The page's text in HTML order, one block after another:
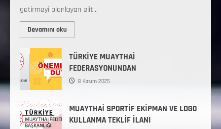
getirmeyi planlayan elit...
Devamını oku
TÜRKİYE MUAYTHAİ
FEDERASYONUNDAN
8 Kasım 2025
MUAYTHAİ SPORTİF EKİPMAN VE LOGO
KULLANMA TEKLİF İLANI